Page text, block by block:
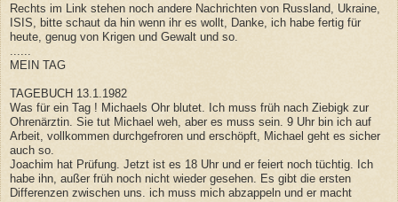
Rechts im Link stehen noch andere Nachrichten von Russland, Ukraine,
ISIS, bitte schaut da hin wenn ihr es wollt, Danke, ich habe fertig für
heute, genug von Krigen und Gewalt und so.
MEIN TAG
TAGEBUCH 13.1.1982
Was für ein Tag ! Michaels Ohr blutet. Ich muss früh nach Ziebigk zur
Ohrenärztin. Sie tut Michael weh, aber es muss sein. 9 Uhr bin ich auf
Arbeit, vollkommen durchgefroren und erschöpft, Michael geht es sicher
auch so.
Joachim hat Prüfung. Jetzt ist es 18 Uhr und er feiert noch tüchtig. Ich
habe ihn, außer früh noch nicht wieder gesehen. Es gibt die ersten
Differenzen zwischen uns. ich muss mich abzappeln und er macht